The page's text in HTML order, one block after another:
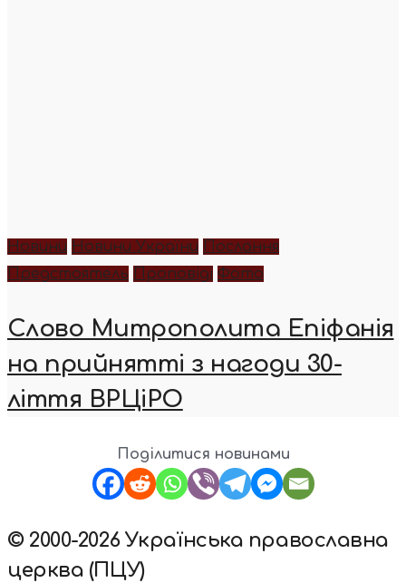
Новини Новини України
Послання
Предстоятель
Проповіді Фото
Слово Митрополита Епіфанія
на прийнятті з нагоди 30-
ліття ВРЦіРО
Поділитися новинами
© 2000-2026 Українська православна
церква (ПЦУ)